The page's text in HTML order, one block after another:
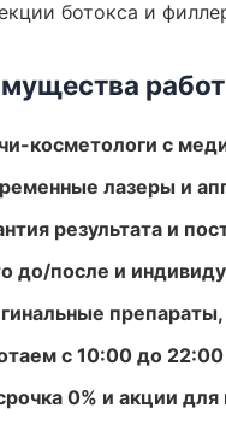
ботокса и
косметологи с
лазеры и
результата и
до/после и
с 10:00 до
0% и акции